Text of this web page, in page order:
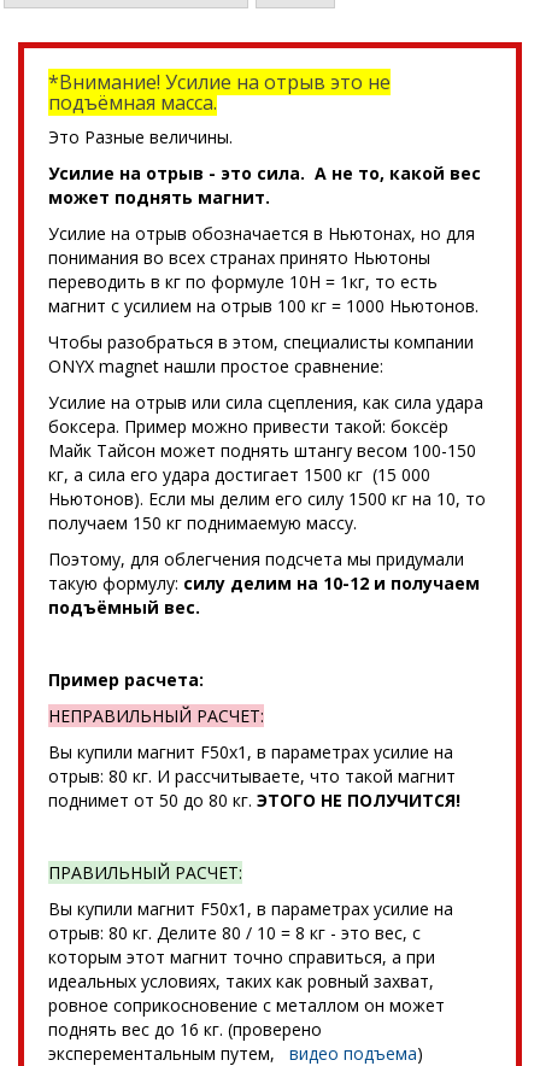
*Внимание! Усилие на отрыв это не
подъёмная масса.
Это Разные величины.
Усилие на отрыв - это сила. А не то, какой вес
может поднять магнит.
Усилие на отрыв обозначается в Ньютонах, но для
понимания во всех странах принято Ньютоны
переводить в кг по формуле 10Н = 1кг, то есть
магнит с усилием на отрыв 100 кг = 1000 Ньютонов.
Чтобы разобраться в этом, специалисты компании
ONYX magnet нашли простое сравнение:
Усилие на отрыв или сила сцепления, как сила удара
боксера. Пример можно привести такой: боксёр
Майк Тайсон может поднять штангу весом 100-150
кг, а сила его удара достигает 1500 кг (15 000
Ньютонов). Если мы делим его силу 1500 кг на 10, то
получаем 150 кг поднимаемую массу.
Поэтому, для облегчения подсчета мы придумали
такую формулу: силу делим на 10-12 и получаем
подъёмный вес.
Пример расчета:
НЕПРАВИЛЬНЫЙ РАСЧЕТ:
Вы купили магнит F50x1, в параметрах усилие на
отрыв: 80 кг. И рассчитываете, что такой магнит
поднимет от 50 до 80 кг. ЭТОГО НЕ ПОЛУЧИТСЯ!
ПРАВИЛЬНЫЙ РАСЧЕТ:
Вы купили магнит F50x1, в параметрах усилие на
отрыв: 80 кг. Делите 80 / 10 = 8 кг - это вес, с
которым этот магнит точно справиться, а при
идеальных условиях, таких как ровный захват,
ровное соприкосновение с металлом он может
поднять вес до 16 кг. (проверено
эксперементальным путем, видео подъема)